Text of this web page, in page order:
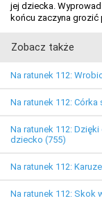
jej dziecka.
końcu zaczyna grozić
Zobacz także
Na ratunek 112:
Na ratunek 112: Córka
Na ratunek 112:
dziecko (755)
Na ratunek 112:
Na ratunek 112: Skok